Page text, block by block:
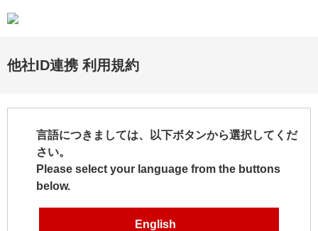
他社ID連携 利用規約
言語につきましては、以下ボタンから選択してくだ
さい。
Please select your language from the buttons
below.
English